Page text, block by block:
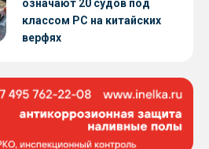
означают 20 судов под
классом РС на китайских
верфях